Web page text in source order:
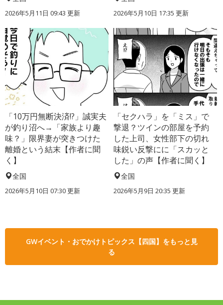
2026年5月11日 09:43 更新 2026年5月10日 17:35 更新
「10万円無断決済!?」誠実夫
が釣り沼へ→「家族より趣
味？」限界妻が突きつけた
離婚という結末【作者に聞
く】
全国
2026年5月10日 07:30 更新
「セクハラ」を「ミス」で
撃退？ツインの部屋を予約
した上司、女性部下の切れ
味鋭い反撃にに「スカッと
した」の声【作者に聞く】
全国
2026年5月9日 20:35 更新
GWイベント・おでかけトピックス【四国】をもっと見
る